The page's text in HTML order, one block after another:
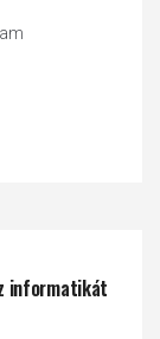
informatikát